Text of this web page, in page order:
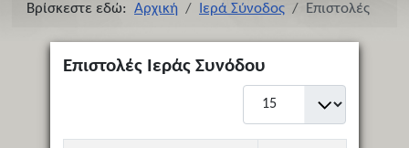
Βρίσκεστε εδώ: Αρχική Ιερά Σύνοδος Επιστολές
Επιστολές Ιεράς Συνόδου
Εμφάνιση #